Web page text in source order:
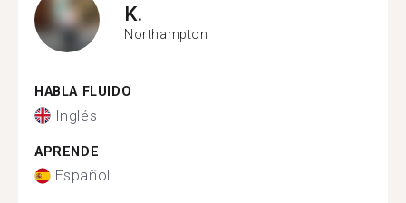
K.
Northampton
HABLA FLUIDO
Inglés
APRENDE
Español